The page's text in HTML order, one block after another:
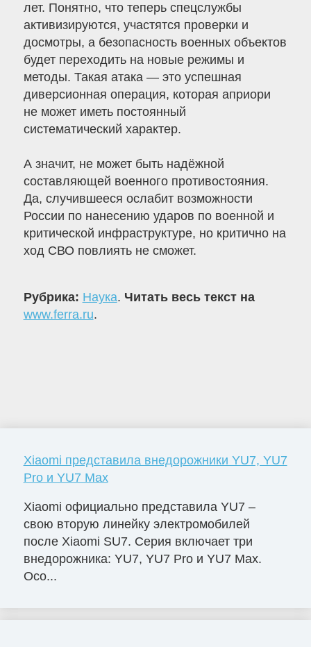
лет. Понятно, что теперь спецслужбы
активизируются, участятся проверки и
досмотры, а безопасность военных объектов
будет переходить на новые режимы и
методы. Такая атака — это успешная
диверсионная операция, которая априори
не может иметь постоянный
систематический характер.
А значит, не может быть надёжной
составляющей военного противостояния.
Да, случившееся ослабит возможности
России по нанесению ударов по военной и
критической инфраструктуре, но критично на
ход СВО повлиять не сможет.
Рубрика: Наука. Читать весь текст на
www.ferra.ru.
Xiaomi представила внедорожники YU7, YU7
Pro и YU7 Max
Xiaomi официально представила YU7 –
свою вторую линейку электромобилей
после Xiaomi SU7. Серия включает три
внедорожника: YU7, YU7 Pro и YU7 Max.
Осо...